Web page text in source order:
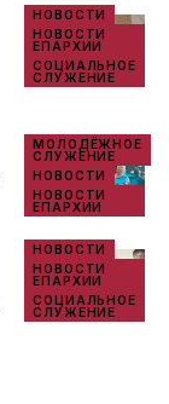
НОВОСТИ
НОВОСТИ
ЕПАРХИИ
СОЦИАЛЬНОЕ
СЛУЖЕНИЕ
МОЛОДЁЖНОЕ
СЛУЖЕНИЕ
НОВОСТИ
НОВОСТИ
ЕПАРХИИ
НОВОСТИ
НОВОСТИ
ЕПАРХИИ
СОЦИАЛЬНОЕ
СЛУЖЕНИЕ